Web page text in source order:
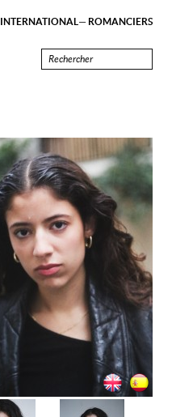
INTERNATIONAL ROMANCIERS